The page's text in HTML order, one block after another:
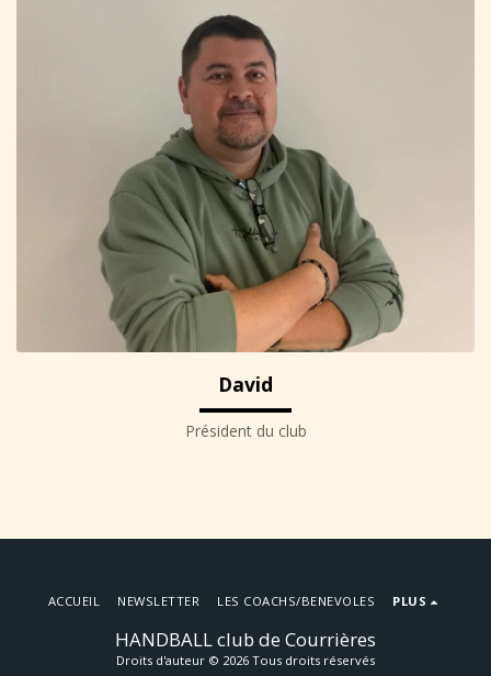
David
Président du club
HANDBALL club de Courrières
Droits d'auteur © 2026 Tous droits réservés
ACCUEIL NEWSLETTER LES COACHS/BENEVOLES PLUS